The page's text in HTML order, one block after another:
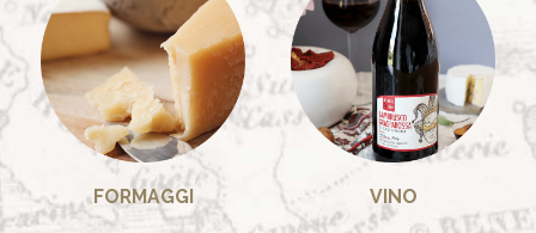
FORMAGGI VINO